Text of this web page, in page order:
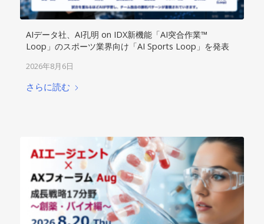
AIデータ社、AI孔明 on IDX新機能「AI突合作業™︎
Loop」のスポーツ業界向け「AI Sports Loop」を発表
2026年8月6日
さらに読む